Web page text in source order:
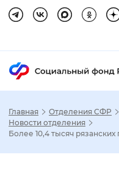
Настройка
Главная Отделения СФР
Новости отделения
Более 10,4 тысяч